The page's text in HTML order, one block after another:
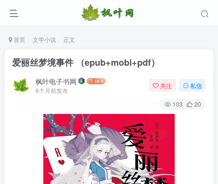
首页 文学小说 正文
爱丽丝梦境事件 （epub+mobi+pdf）
枫叶电子书网
6个月前发布
关注 私信
103 20
登录
没有账号？立即注册